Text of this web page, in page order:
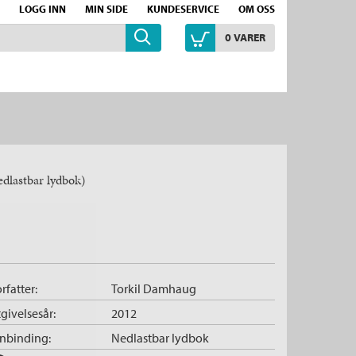
LOGG INN MIN SIDE KUNDESERVICE OM OSS
0VARER
lydbok)
Torkil Damhaug
Nedlastbar lydbok
2012